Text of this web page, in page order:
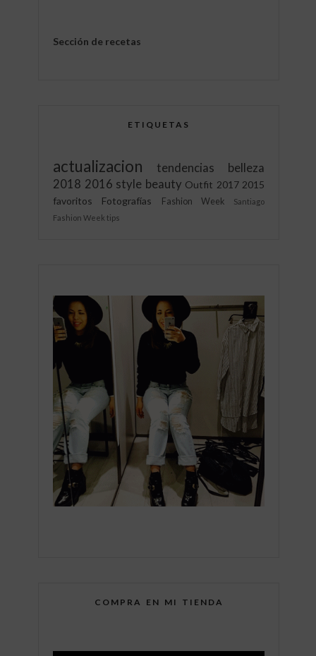
Sección de recetas
ETIQUETAS
actualizacion tendencias
belleza
2018 2016 style beauty Outfit 2017 2015
favoritos
Fotografías Fashion Week
Santiago
Fashion Week tips
COMPRA EN MI TIENDA